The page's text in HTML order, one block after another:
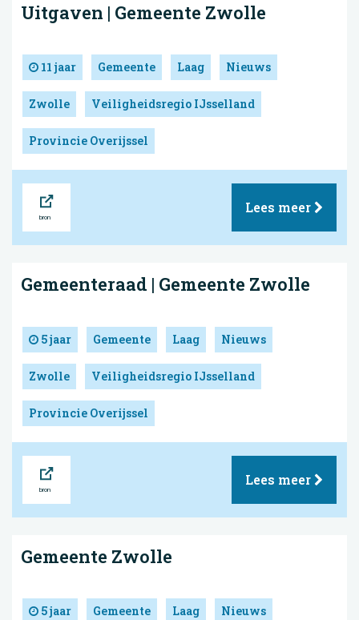
Uitgaven | Gemeente Zwolle
11 jaar Gemeente Laag Nieuws
Zwolle Veiligheidsregio IJsselland
Provincie Overijssel
Lees meer
Gemeenteraad | Gemeente Zwolle
5 jaar Gemeente Laag Nieuws
Zwolle Veiligheidsregio IJsselland
Provincie Overijssel
Lees meer
Gemeente Zwolle
5 jaar Gemeente Laag Nieuws